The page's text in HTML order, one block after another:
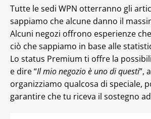
Tutte le sedi WPN otterranno gli
sappiamo che alcune danno il
Alcuni negozi offrono esperienze
ciò che sappiamo in base alle
Lo status Premium ti offre la
e dire “Il mio negozio è uno di questi”,
organizziamo qualcosa di speciale,
garantire che tu riceva il sostegno